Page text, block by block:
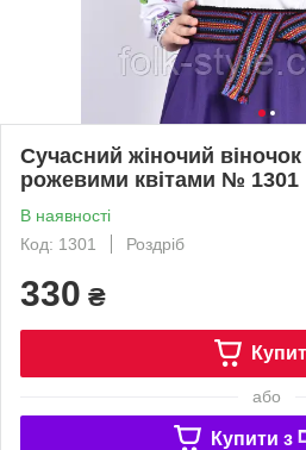
Сучасний жіночий віночок
рожевими квітами № 1301
В наявності
Код: 1301
Роздріб
330 ₴
або
Купити з